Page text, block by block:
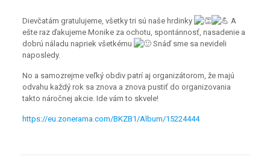
Dievčatám gratulujeme, všetky tri sú naše hrdinky
A
ešte raz ďakujeme Monike za ochotu, spontánnosť, nasadenie a
dobrú náladu napriek všetkému
Snáď sme sa nevideli
naposledy.
No a samozrejme veľký obdiv patrí aj organizátorom, že majú
odvahu každý rok sa znova a znova pustiť do organizovania
takto náročnej akcie. Ide vám to skvele!
https://eu.zonerama.com/BKZB1/Album/15224444